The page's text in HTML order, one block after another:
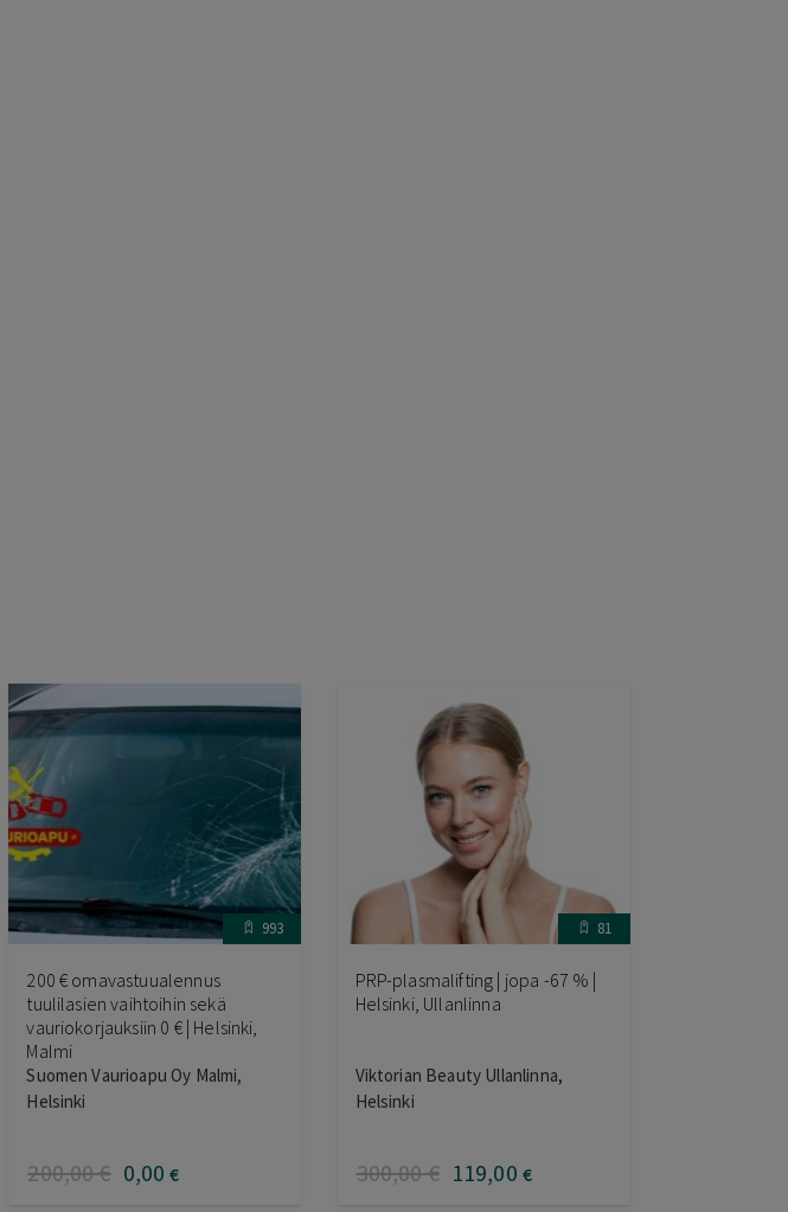
993
200 € omavastuualennus
tuulilasien vaihtoihin sekä
vauriokorjauksiin 0 € | Helsinki,
Malmi
Suomen Vaurioapu Oy Malmi,
Helsinki
200,00€ 0,00 €
81
PRP-plasmalifting | jopa -67 % |
Helsinki, Ullanlinna
Viktorian Beauty Ullanlinna,
Helsinki
300,00€ 119,00 €